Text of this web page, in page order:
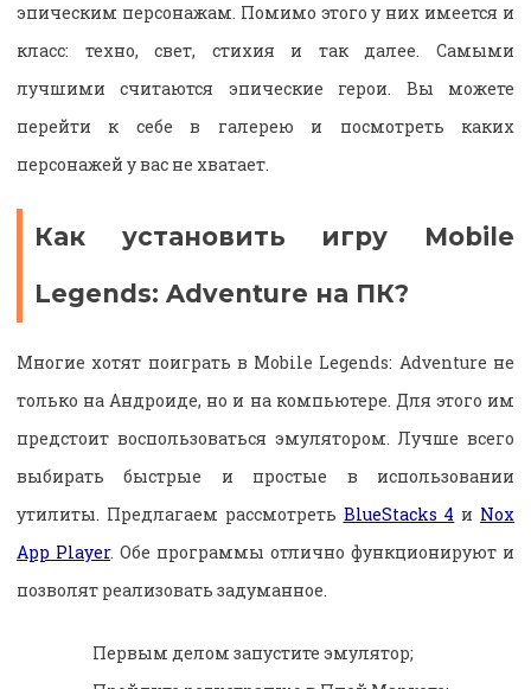
эпическим персонажам. Помимо этого у них имеется и
класс: техно, свет, стихия и так далее. Самыми
лучшими считаются эпические герои. Вы можете
перейти к себе в галерею и посмотреть каких
персонажей у вас не хватает.
Как установить игру Mobile
Legends: Adventure на ПК?
Многие хотят поиграть в Mobile Legends: Adventure не
только на Андроиде, но и на компьютере. Для этого им
предстоит воспользоваться эмулятором. Лучше всего
выбирать быстрые и простые в использовании
утилиты. Предлагаем рассмотреть BlueStacks 4 и Nox
App Player. Обе программы отлично функционируют и
позволят реализовать задуманное.
Первым делом запустите эмулятор;